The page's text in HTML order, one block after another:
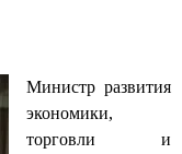
Министр развития
экономики,
торговли и